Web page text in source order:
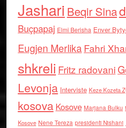
Jashari Beqir Sina
Buçpapaj Elmi Berisha Enver
Eugjen MerlikaFahri
shkreli Fritz radovani
Levonja Interviste Keze Kozeta
kosova Kosove Marjana Bulku
Kosove Nene Tereza presidenti Nishani